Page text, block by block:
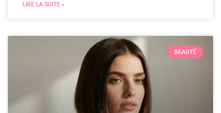
LIRE LA SUITE »
BEAUTÉ